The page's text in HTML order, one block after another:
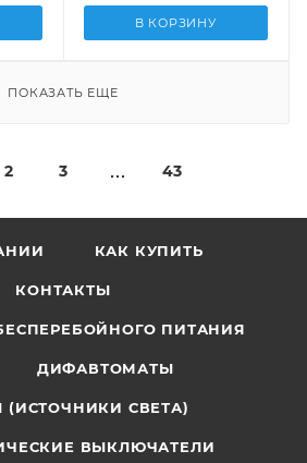
В КОРЗИНУ
ПОКАЗАТЬ ЕЩЕ
2 3 43
КАК КУПИТЬ
КОНТАКТЫ
ПИТАНИЯ
ДИФАВТОМАТЫ
СВЕТА)
ВЫКЛЮЧАТЕЛИ